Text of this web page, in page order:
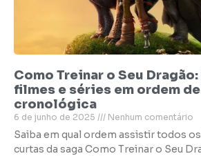
Como Treinar o Seu
filmes e séries em ordem
cronológica
6 de junho de 2025 Nenhum comentário
Saiba em qual ordem assistir todos
curtas da saga Como Treinar o Seu